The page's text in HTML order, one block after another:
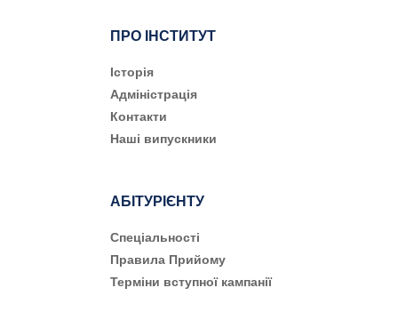
ПРО ІНСТИТУТ
Історія
Адміністрація
Контакти
Наші випускники
АБІТУРІЄНТУ
Cпеціальності
Правила Прийому
Терміни вступної кампанії